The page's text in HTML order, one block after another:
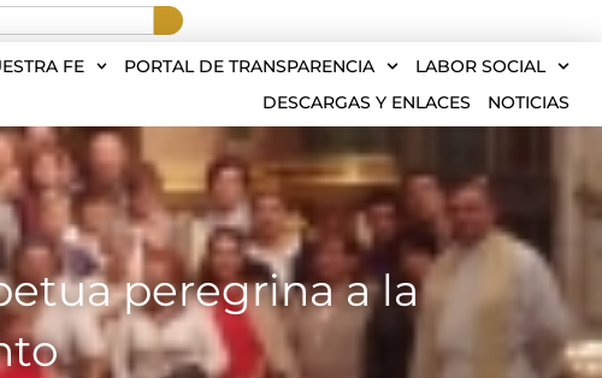
FE PORTAL DE TRANSPARENCIA
LABOR SOCIAL
DESCARGAS Y ENLACES
NOTICIAS
peregrina a la